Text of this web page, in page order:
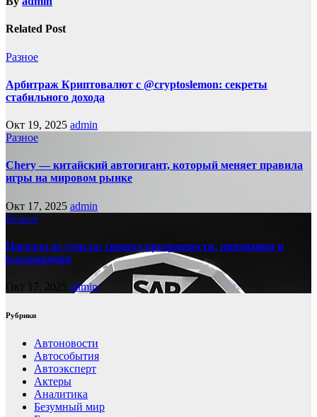
Related Post
Разное
Арбитраж Криптовалют с @cryptoslemon: секреты
стабильного дохода
Окт 19, 2025 admin
Разное
Chery — китайский автогигант, который меняет правила
игры на мировом рынке
Окт 17, 2025 admin
Разное
Награда из стекла: символ прозрачности, признания и
вдохновения
Окт 17, 2025 admin
Рубрики
Автоновости
Автособытия
Автоэксперт
Актеры
Аналитика
Безумный мир